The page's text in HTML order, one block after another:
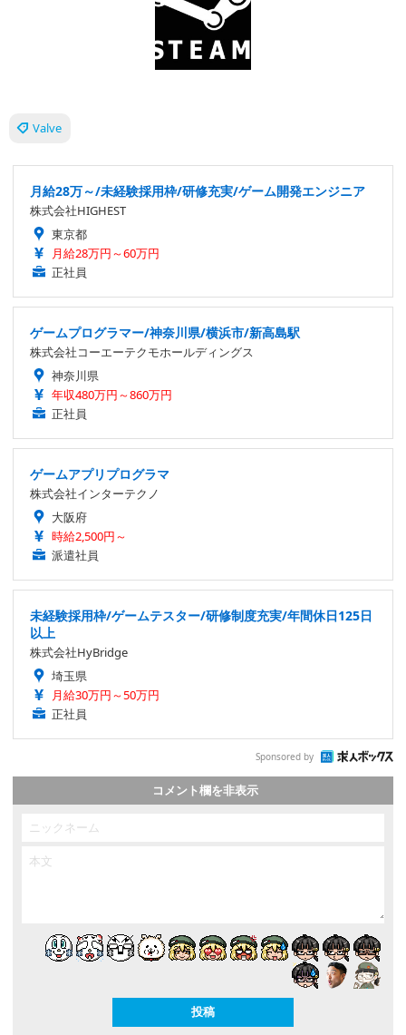
Valve
月給28万～/未経験採用枠/研修充実/ゲーム開発エンジニア
株式会社HIGHEST
東京都
月給28万円～60万円
正社員
ゲームプログラマー/神奈川県/横浜市/新高島駅
株式会社コーエーテクモホールディングス
神奈川県
年収480万円～860万円
正社員
ゲームアプリプログラマ
株式会社インターテクノ
大阪府
時給2,500円～
派遣社員
未経験採用枠/ゲームテスター/研修制度充実/年間休日125日
以上
株式会社HyBridge
埼玉県
月給30万円～50万円
正社員
Sponsored by
コメント欄を非表示